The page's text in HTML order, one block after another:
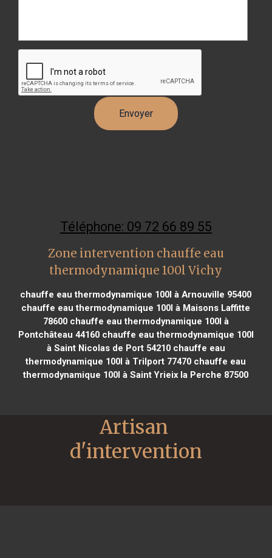
Téléphone: 09 72 66 89 55
Zone intervention chauffe eau
thermodynamique 100l Vichy
chauffe eau thermodynamique 100l à Arnouville 95400
chauffe eau thermodynamique 100l à Maisons Laffitte
78600chauffe eau thermodynamique 100l à
Pontchâteau 44160chauffe eau thermodynamique 100l
à Saint Nicolas de Port 54210chauffe eau
thermodynamique 100l à Trilport 77470 chauffe eau
thermodynamique 100l à Saint Yrieix la Perche 87500
Artisan
d'intervention